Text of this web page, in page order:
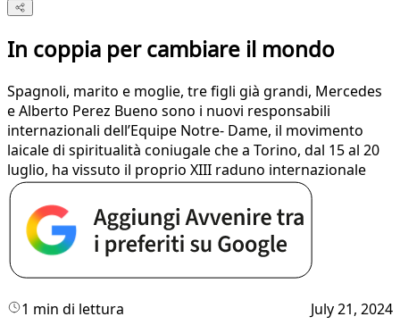
In coppia per cambiare il mondo
Spagnoli, marito e moglie, tre figli già grandi, Mercedes
e Alberto Perez Bueno sono i nuovi responsabili
internazionali dell’Equipe Notre- Dame, il movimento
laicale di spiritualità coniugale che a Torino, dal 15 al 20
luglio, ha vissuto il proprio XIII raduno internazionale
1 min di lettura July 21, 2024